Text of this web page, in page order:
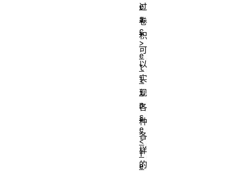
过
卷
积
可
以
实
现
各
种
各
样
的
e
s
c
>
e
l
l
i
p
s
e
<
f
e